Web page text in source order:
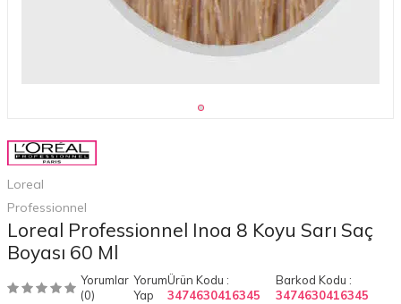
Loreal
Professionnel
Loreal Professionnel Inoa 8 Koyu Sarı Saç
Boyası 60 Ml
Yorumlar
(0)
Yorum
Yap
Ürün Kodu :
3474630416345
Barkod Kodu :
3474630416345